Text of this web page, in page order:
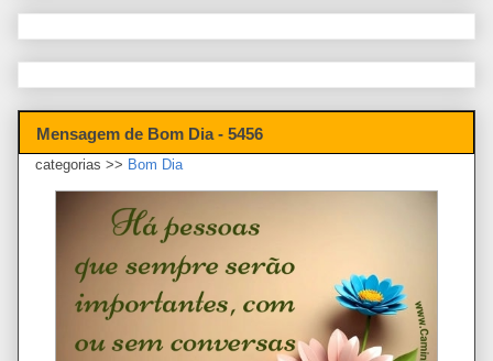
Mensagem de Bom Dia - 5456
categorias >> Bom Dia